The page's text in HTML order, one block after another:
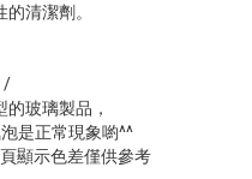
清潔劑。
/
玻璃製品，
是正常現象喲^^
顯示色差僅供參考